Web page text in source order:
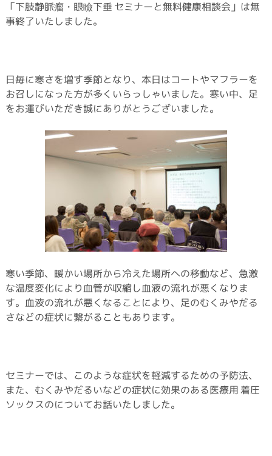
「下肢静脈瘤・眼瞼下垂 セミナーと無料健康相談会」は無
事終了いたしました。
日毎に寒さを増す季節となり、本日はコートやマフラーを
お召しになった方が多くいらっしゃいました。寒い中、足
をお運びいただき誠にありがとうございました。
寒い季節、暖かい場所から冷えた場所への移動など、急激
な温度変化により血管が収縮し血液の流れが悪くなりま
す。血液の流れが悪くなることにより、足のむくみやだる
さなどの症状に繋がることもあります。
セミナーでは、このような症状を軽減するための予防法、
また、むくみやだるいなどの症状に効果のある医療用 着圧
ソックスのについてお話いたしました。